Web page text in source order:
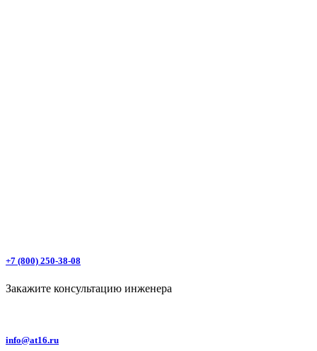
+7 (800) 250-38-08
Закажите консультацию инженера
info@at16.ru